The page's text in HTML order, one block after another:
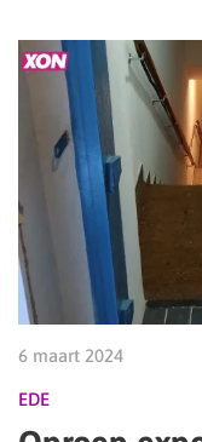
6 maart 2024
EDE